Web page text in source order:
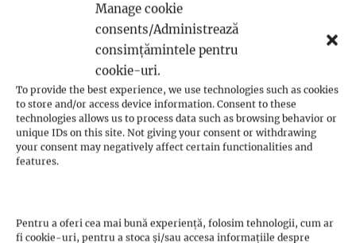
Manage cookie
consents/Administrează
consimțămintele pentru
cookie-uri.
To provide the best experience, we use technologies such as cookies
to store and/or access device information. Consent to these
technologies allows us to process data such as browsing behavior or
unique IDs on this site. Not giving your consent or withdrawing
your consent may negatively affect certain functionalities and
features.
Pentru a oferi cea mai bună experiență, folosim tehnologii, cum ar
fi cookie-uri, pentru a stoca și/sau accesa informațiile despre
(2)
(7)
John Calvin(3)
Luteranism(5)
Martin Luther(36)
Metodism(2)
profeții Zwickau(1)